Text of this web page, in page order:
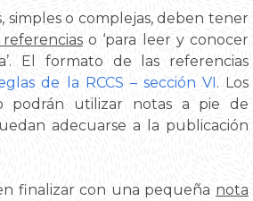
simples o complejas, deben tener
o ‘para leer y conocer
El formato de las referencias
de la RCCS – sección VI. Los
podrán utilizar notas a pie de
adecuarse a la publicación
finalizar con una pequeña nota